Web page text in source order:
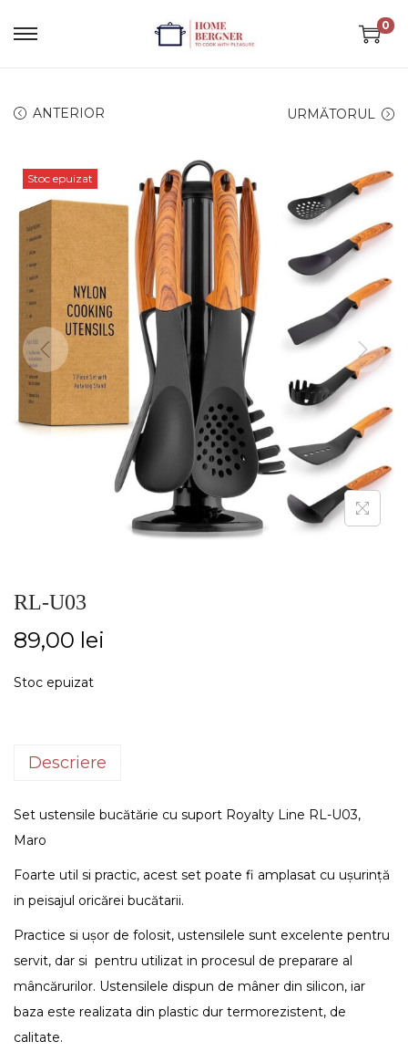
0
ANTERIOR URMĂTORUL
Stoc epuizat
RL-U03
89,00 lei
Stoc epuizat
Descriere
Set ustensile bucătărie cu suport Royalty Line RL-U03,
Maro
Foarte util si practic, acest set poate fi amplasat cu ușurință
in peisajul oricărei bucătarii.
Practice si ușor de folosit, ustensilele sunt excelente pentru
servit, dar si pentru utilizat in procesul de preparare al
mâncărurilor. Ustensilele dispun de mâner din silicon, iar
baza este realizata din plastic dur termorezistent, de
calitate.